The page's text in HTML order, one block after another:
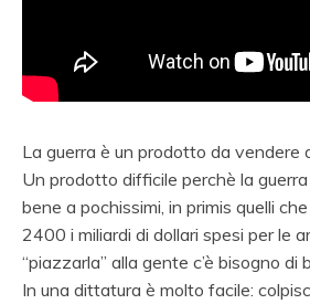
La guerra è un prodotto da vendere
Un prodotto difficile perchè la
bene a pochissimi, in primis quelli
2400 i miliardi di dollari spesi per le
“piazzarla” alla gente c’è bisogno di
In una dittatura è molto facile: